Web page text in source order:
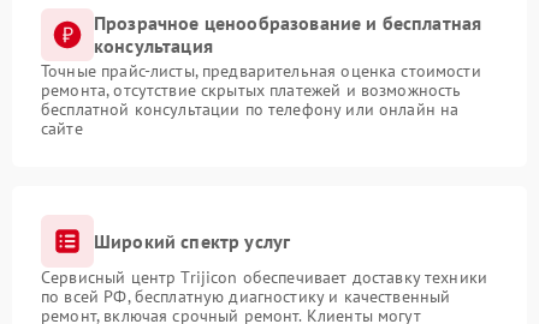
Прозрачное ценообразование и бесплатная
консультация
Точные прайс-листы, предварительная оценка стоимости
ремонта, отсутствие скрытых платежей и возможность
бесплатной консультации по телефону или онлайн на
сайте
Широкий спектр услуг
Сервисный центр Trijicon обеспечивает доставку техники
по всей РФ, бесплатную диагностику и качественный
ремонт, включая срочный ремонт. Клиенты могут